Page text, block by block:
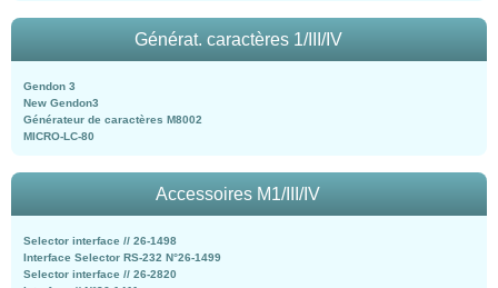
Générat. caractères 1/III/IV
Gendon 3
New Gendon3
Générateur de caractères M8002
MICRO-LC-80
Accessoires M1/III/IV
Selector interface // 26-1498
Interface Selector RS-232 N°26-1499
Selector interface // 26-2820